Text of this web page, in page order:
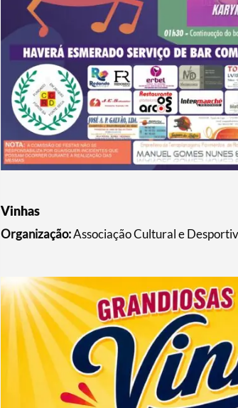
Vinhas
Organização:Associação Cultural e